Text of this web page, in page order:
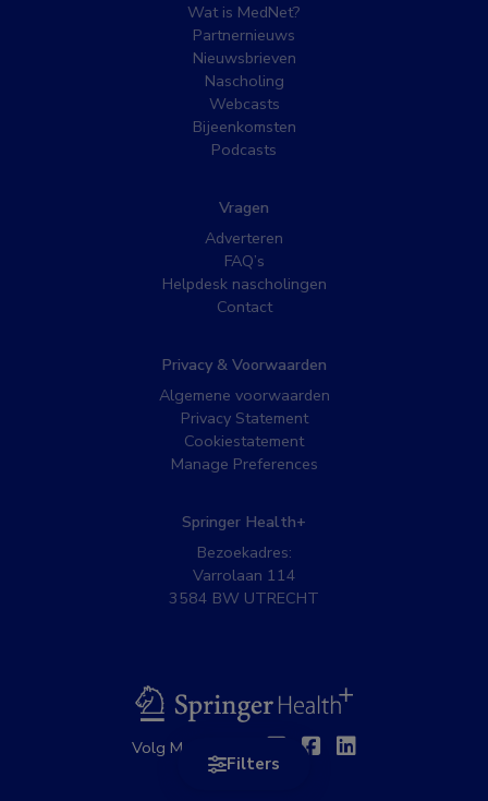
Filters
Wat is MedNet?
Partnernieuws
Nieuwsbrieven
Nascholing
Webcasts
Bijeenkomsten
Podcasts
Vragen
Adverteren
FAQ’s
Helpdesk nascholingen
Contact
Privacy & Voorwaarden
Algemene voorwaarden
Privacy Statement
Cookiestatement
Manage Preferences
Springer Health+
Bezoekadres:
Varrolaan 114
3584 BW UTRECHT
BSL
Volg MedNet op: TwitterFacebook
Linkedin